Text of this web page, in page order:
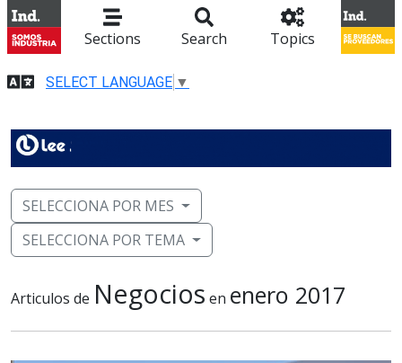
Sections Search Topics
SELECT LANGUAGE ▼
SELECCIONA POR MES
SELECCIONA POR TEMA
Articulos de Negocios en enero 2017